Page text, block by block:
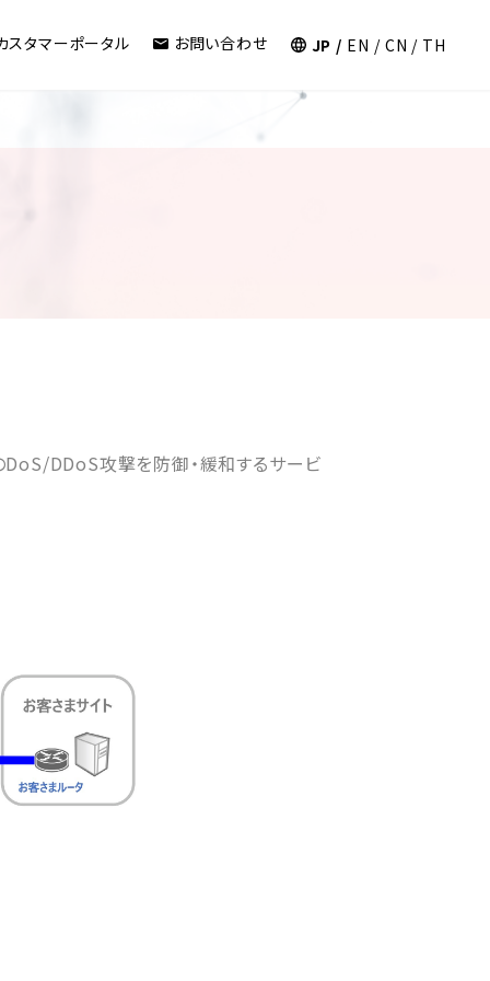
スタマーポータル お問い合わせ JP EN CN TH
DoS/DDoS攻撃を防御・緩和するサービ